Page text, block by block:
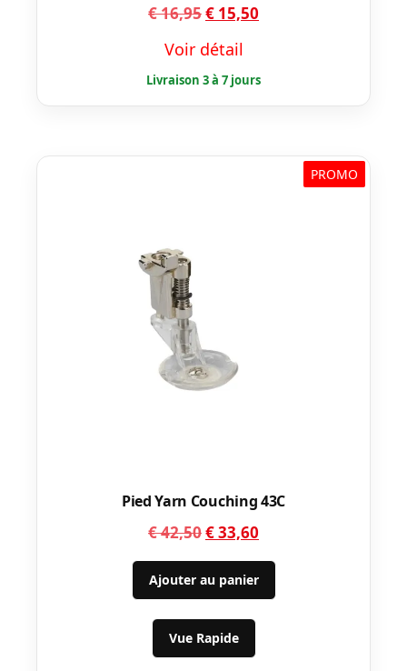
€16,95Le
initial
était :
€ 16,95.
€ 15,50
est :
€ 15,50.
Voir détail
PROMO
Pied Yarn Couching 43C
€42,50Le
prix
initial
était :
€ 42,50.
€33,60
prix
actuel
est :
Ajouter au panier
Vue Rapide